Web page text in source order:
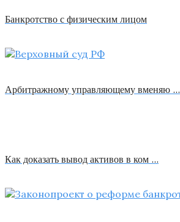
Банкротство с физическим лицом
Арбитражному управляющему вменяю …
Как доказать вывод активов в ком …